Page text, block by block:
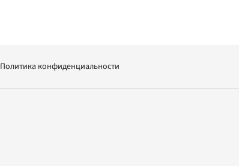
Политика конфиденциальности